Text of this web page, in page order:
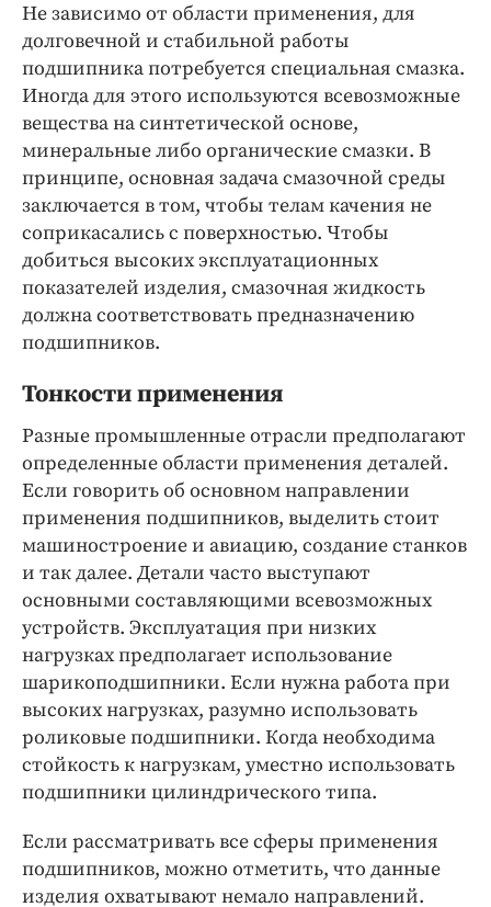
Не зависимо от области применения, для
долговечной и стабильной работы
подшипника потребуется специальная смазка.
Иногда для этого используются всевозможные
вещества на синтетической основе,
минеральные либо органические смазки. В
принципе, основная задача смазочной среды
заключается в том, чтобы телам качения не
соприкасались с поверхностью. Чтобы
добиться высоких эксплуатационных
показателей изделия, смазочная жидкость
должна соответствовать предназначению
подшипников.
Тонкости применения
Разные промышленные отрасли предполагают
определенные области применения деталей.
Если говорить об основном направлении
применения подшипников, выделить стоит
машиностроение и авиацию, создание станков
и так далее. Детали часто выступают
основными составляющими всевозможных
устройств. Эксплуатация при низких
нагрузках предполагает использование
шарикоподшипники. Если нужна работа при
высоких нагрузках, разумно использовать
роликовые подшипники. Когда необходима
стойкость к нагрузкам, уместно использовать
подшипники цилиндрического типа.
Если рассматривать все сферы применения
подшипников, можно отметить, что данные
изделия охватывают немало направлений.